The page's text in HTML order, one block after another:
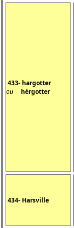
433- hargotter
ou hèrgotter
434- Harsville